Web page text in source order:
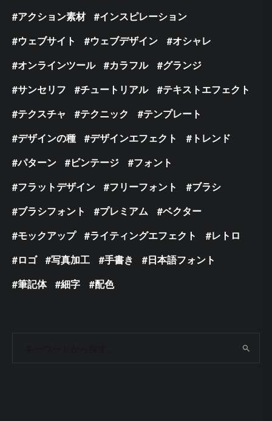
アクション素材
インスピレーション
ウェブサイト
ウェブデザイン
オシャレ
オンラインツール
カラフル
グランジ
サンセリフ
チュートリアル
テキストエフェクト
テクスチャ
テクニック
テンプレート
デザインの種
デザインエフェクト
トレンド
パターン
ビンテージ
フォント
フラットデザイン
フリーフォント
ブラシ
ブラシフォント
プレミアム
ベクター
モックアップ
ライティングエフェクト
レトロ
ロゴ
写真加工 手書き
日本語フォント
筆記体
細字 配色